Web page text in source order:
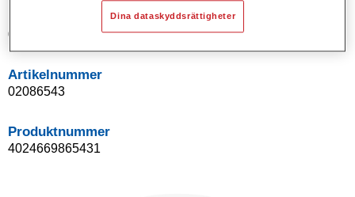
0.1LT
Artikelnummer
02086543
Produktnummer
4024669865431
Dina dataskyddsrättigheter